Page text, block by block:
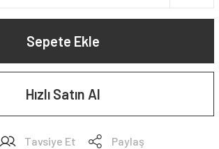
Sepete Ekle
Hızlı Satın Al
Tavsiye Et Paylaş